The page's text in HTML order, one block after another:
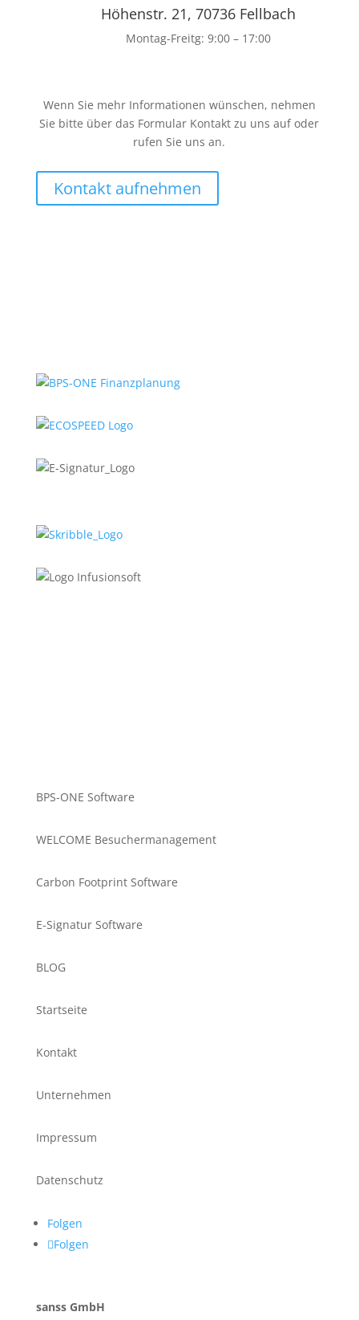
Höhenstr. 21, 70736 Fellbach
Montag-Freitg: 9:00 – 17:00
Wenn Sie mehr Informationen wünschen, nehmen
Sie bitte über das Formular Kontakt zu uns auf oder
rufen Sie uns an.
Kontakt aufnehmen
BPS-ONE Software
WELCOME Besuchermanagement
Carbon Footprint Software
E-Signatur Software
BLOG
Startseite
Kontakt
Unternehmen
Impressum
Datenschutz
Folgen
Folgen
sanss GmbH